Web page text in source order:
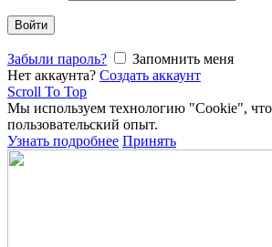
Войти
Забыли пароль?
Запомнить меня
Нет аккаунта? Создать аккаунт
Scroll To Top
Мы используем технологию "Cookie",
пользовательский опыт.
Узнать подробнее Принять